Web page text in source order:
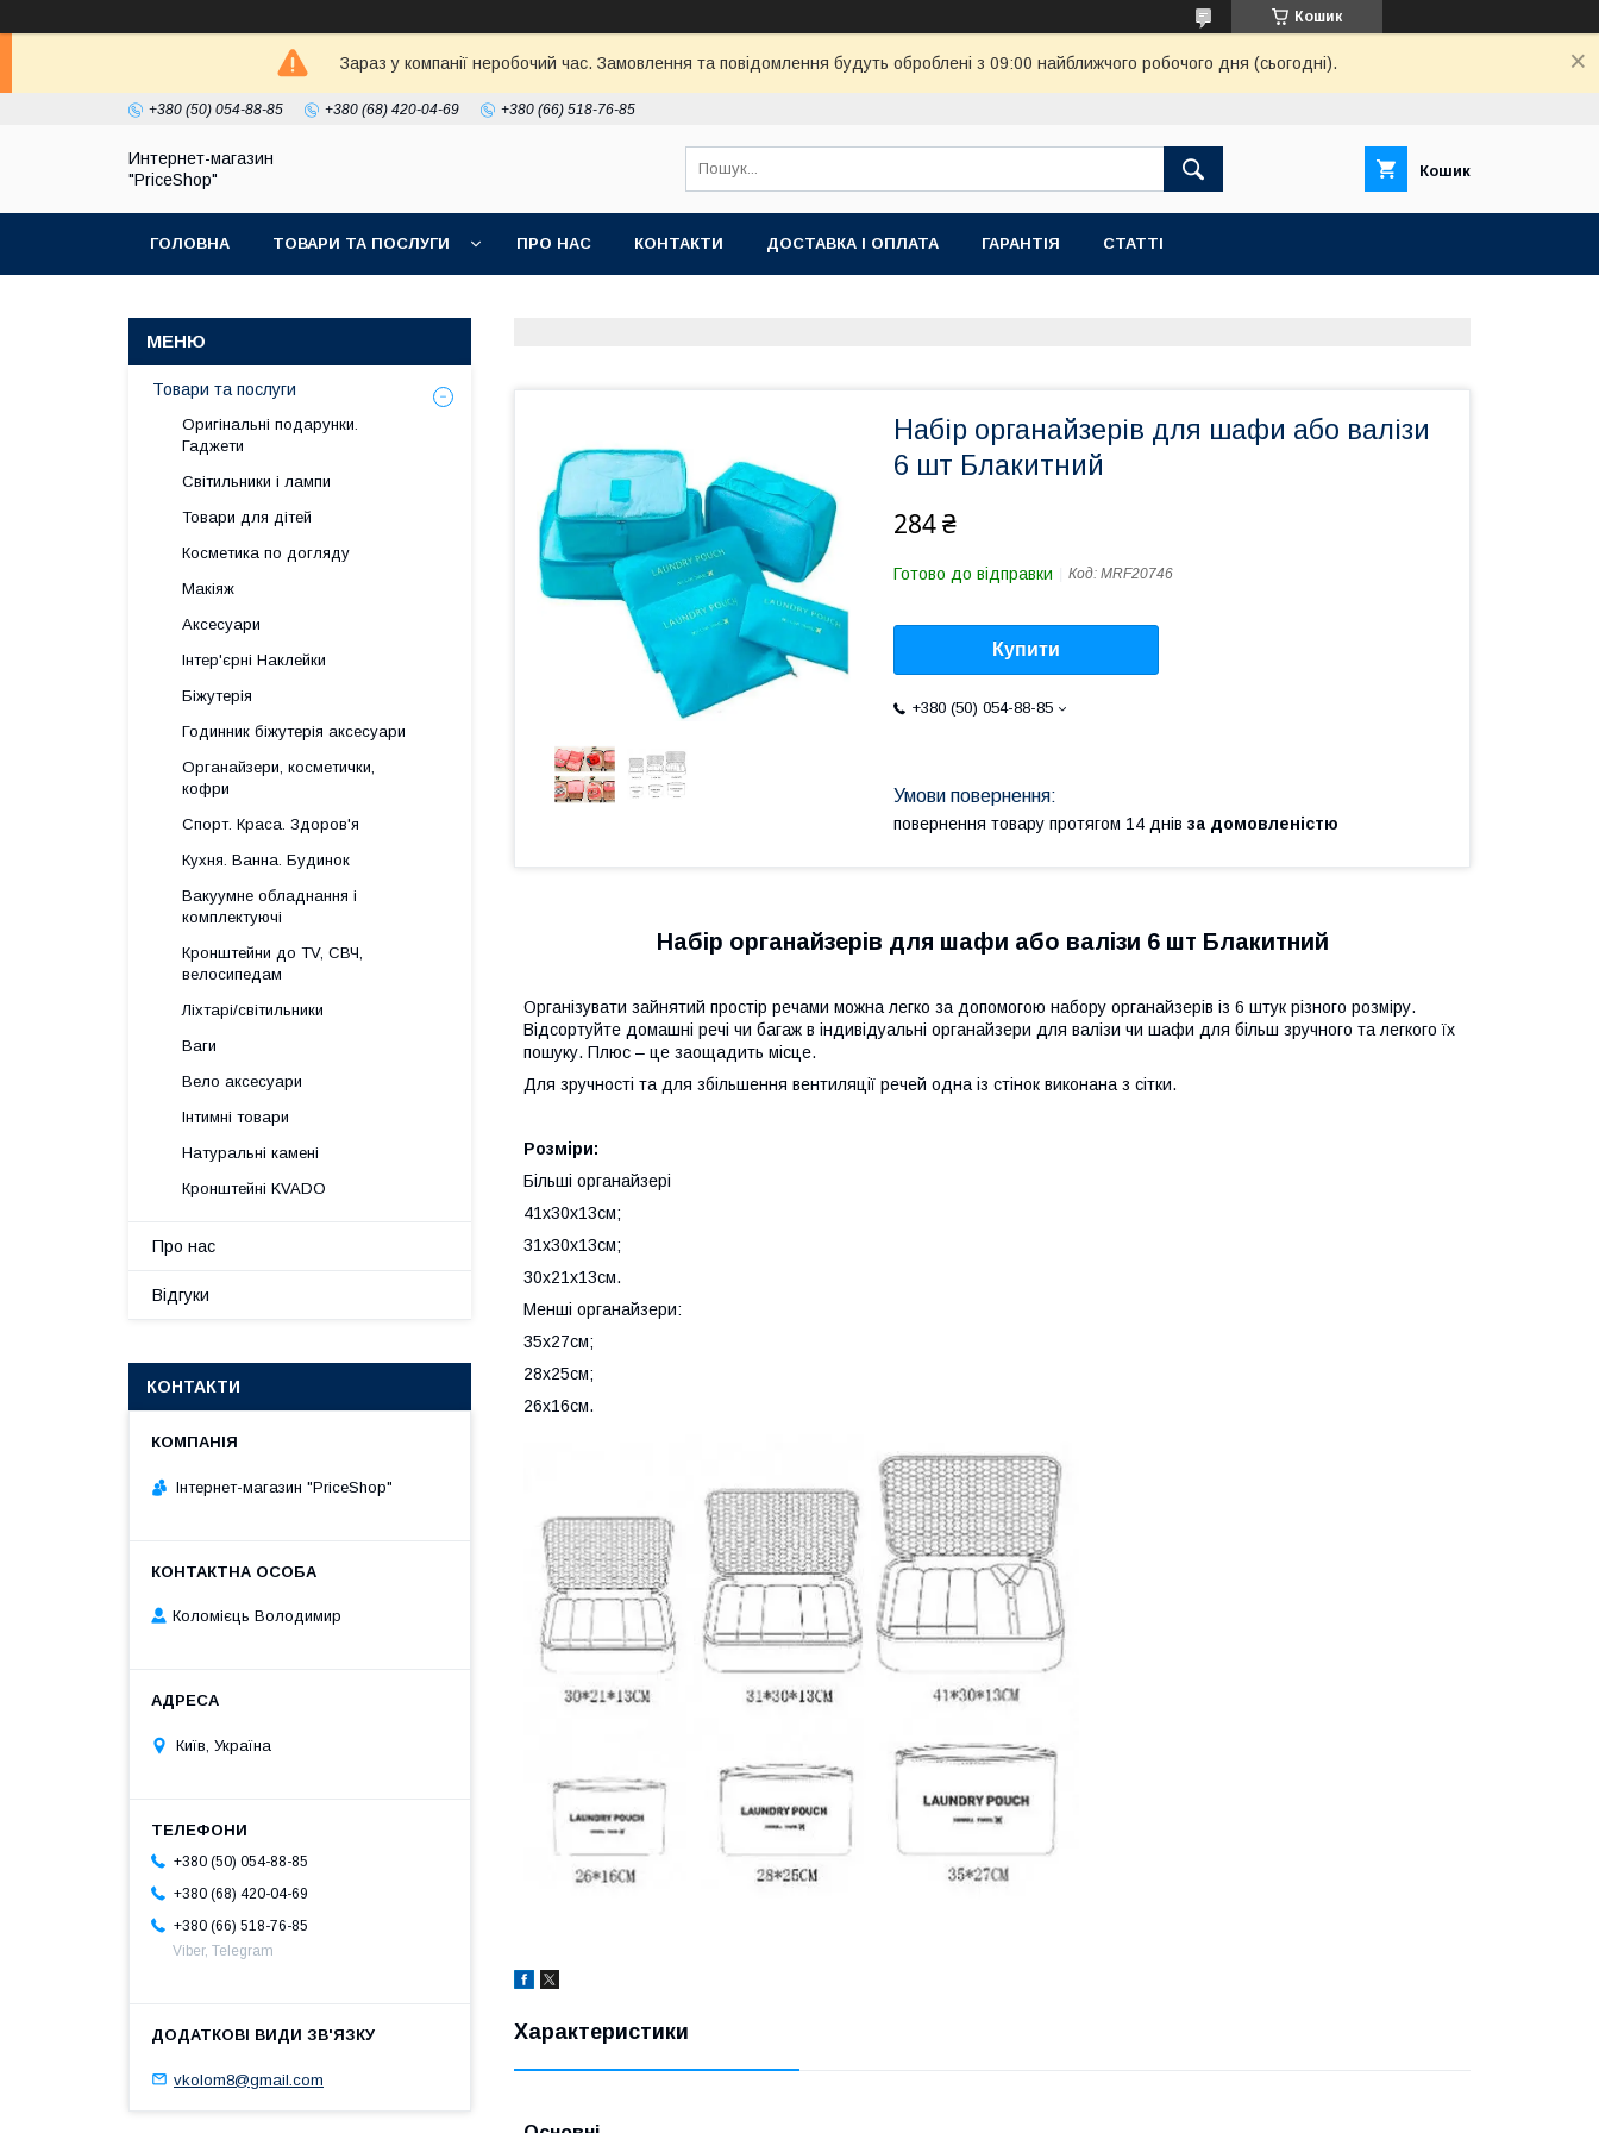
Кошик
Зараз у компанії неробочий час. Замовлення та повідомлення будуть оброблені з 09:00 найближчого робочого дня (сьогодні).
+380 (50) 054-88-85 +380 (68) 420-04-69 +380 (66) 518-76-85
Интернет-магазин
"PriceShop"
Кошик
ГОЛОВНА ТОВАРИ ТА ПОСЛУГИ ПРО НАС КОНТАКТИ ДОСТАВКА І ОПЛАТА ГАРАНТІЯ СТАТТІ
Набір органайзерів для шафи або валізи
6 шт Блакитний
284 ₴
Готово до відправки Код: MRF20746
Купити
+380 (50) 054-88-85
повернення товару протягом 14 днів за домовленістю
Набір органайзерів для шафи або валізи 6 шт Блакитний
Організувати зайнятий простір речами можна легко за допомогою набору органайзерів із 6 штук різного розміру.
Відсортуйте домашні речі чи багаж в індивідуальні органайзери для валізи чи шафи для більш зручного та легкого їх
пошуку. Плюс – це заощадить місце.
Для зручності та для збільшення вентиляції речей одна із стінок виконана з сітки.
Розміри:
Більші органайзері
41x30x13см;
31х30х13см;
30х21х13см.
Менші органайзери:
35х27см;
28х25см;
26х16см.
Характеристики
Товари та послуги
Оригінальні подарунки.
Гаджети
Світильники і лампи
Товари для дітей
Косметика по догляду
Макіяж
Аксесуари
Інтер'єрні Наклейки
Біжутерія
Годинник біжутерія аксесуари
Органайзери, косметички,
кофри
Спорт. Краса. Здоров'я
Кухня. Ванна. Будинок
Вакуумне обладнання і
комплектуючі
Кронштейни до TV, СВЧ,
велосипедам
Ліхтарі/світильники
Ваги
Вело аксесуари
Інтимні товари
Натуральні камені
Кронштейні KVADO
Про нас
Відгуки
КОНТАКТИ
Інтернет-магазин "PriceShop"
Коломієць Володимир
Київ, Україна
+380 (50) 054-88-85
+380 (68) 420-04-69
+380 (66) 518-76-85
Viber, Telegram
vkolom8@gmail.com